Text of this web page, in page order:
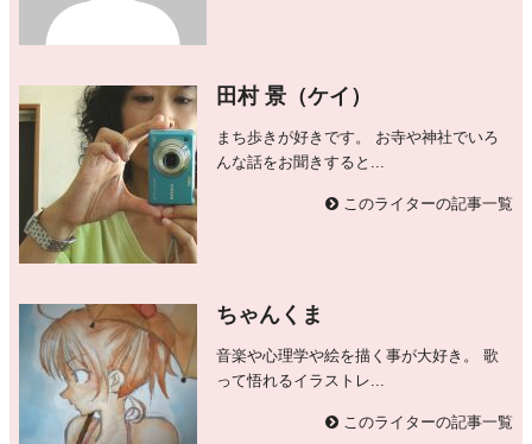
田村 景（ケイ）
まち歩きが好きです。 お寺や神社でいろ
んな話をお聞きすると...
このライターの記事一覧
ちゃんくま
音楽や心理学や絵を描く事が大好き。 歌
って悟れるイラストレ...
このライターの記事一覧